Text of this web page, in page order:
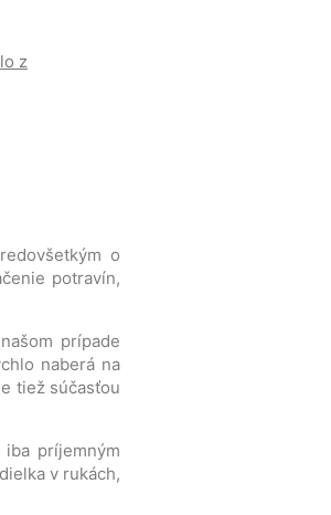
z
o
potravín,
prípade
naberá na
tiež súčasťou
príjemným
v rukách,